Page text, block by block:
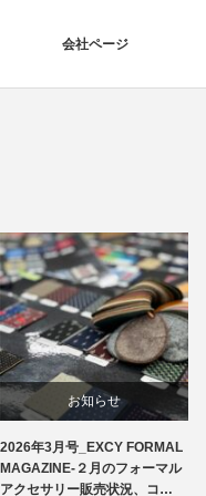
会社ページ
お知らせ
洲鎌ブログ
2026年3月号_EXCY FORMAL
MAGAZINE-２月のフォーマル
アクセサリー販売状況、コ…